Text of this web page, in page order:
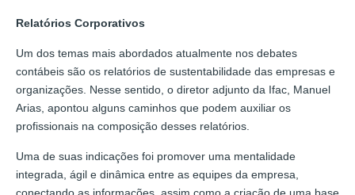
Relatórios Corporativos
Um dos temas mais abordados atualmente nos debates
contábeis são os relatórios de sustentabilidade das empresas e
organizações. Nesse sentido, o diretor adjunto da Ifac, Manuel
Arias, apontou alguns caminhos que podem auxiliar os
profissionais na composição desses relatórios.
Uma de suas indicações foi promover uma mentalidade
integrada, ágil e dinâmica entre as equipes da empresa,
conectando as informações, assim como a criação de uma base